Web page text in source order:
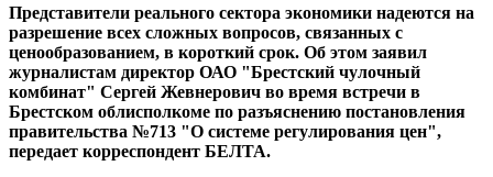
Представители реального сектора экономики надеются на
разрешение всех сложных вопросов, связанных с
ценообразованием, в короткий срок. Об этом заявил
журналистам директор ОАО "Брестский чулочный
комбинат" Сергей Жевнерович во время встречи в
Брестском облисполкоме по разъяснению постановления
правительства №713 "О системе регулирования цен",
передает корреспондент БЕЛТА.